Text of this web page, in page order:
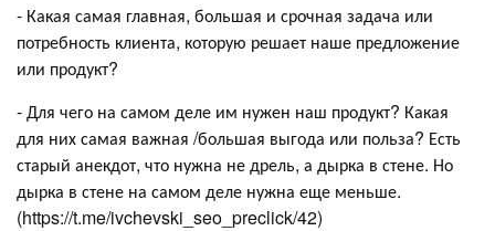
- Какая самая главная, большая и срочная задача или
потребность клиента, которую решает наше предложение
или продукт?
- Для чего на самом деле им нужен наш продукт? Какая
для них самая важная /большая выгода или польза? Есть
старый анекдот, что нужна не дрель, а дырка в стене. Но
дырка в стене на самом деле нужна еще меньше.
(https://t.me/ivchevski_seo_preclick/42)